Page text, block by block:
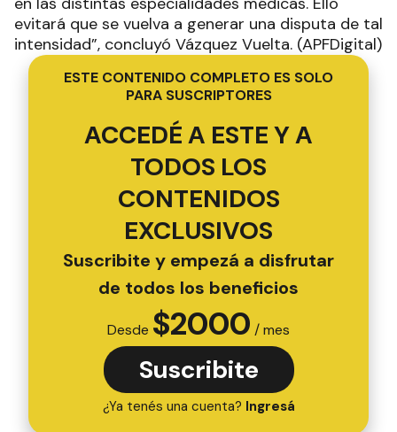
evitará que se vuelva a generar una disputa de tal
intensidad”, concluyó Vázquez Vuelta. (APFDigital)
ESTE CONTENIDO COMPLETO ES SOLO
PARA SUSCRIPTORES
ACCEDÉ A ESTE Y A
TODOS LOS
CONTENIDOS
EXCLUSIVOS
Suscribite y empezá a disfrutar
de todos los beneficios
Desde $2000 / mes
Suscribite
¿Ya tenés una cuenta? Ingresá